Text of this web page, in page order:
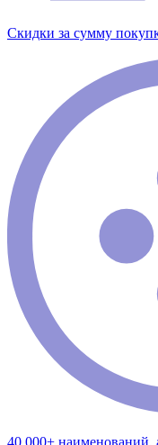
Скидки за сумму